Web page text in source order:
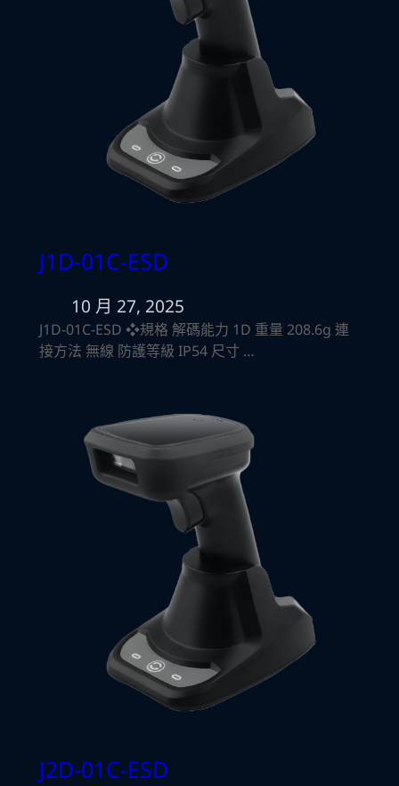
J1D-01C-ESD
10 月 27, 2025
J1D-01C-ESD ❖規格 解碼能力 1D 重量 208.6g 連
接方法 無線 防護等級 IP54 尺寸 …
J2D-01C-ESD